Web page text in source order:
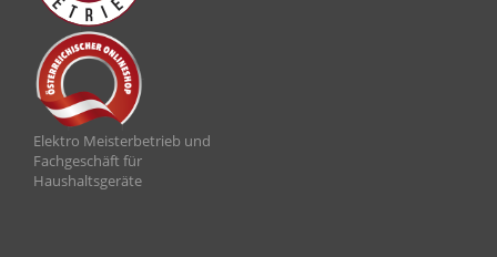
Elektro Meisterbetrieb und
Fachgeschäft für
Haushaltsgeräte